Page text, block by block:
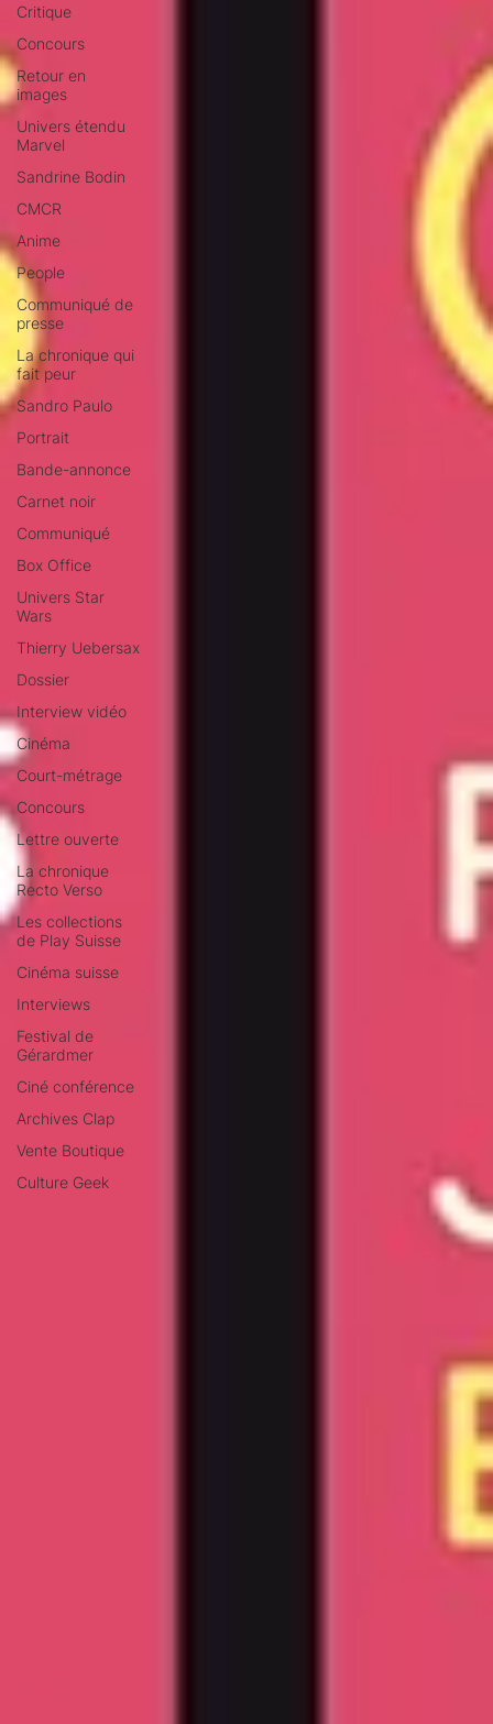
Critique
Concours
Retour en
images
Univers étendu
Marvel
Sandrine Bodin
CMCR
Anime
People
Communiqué de
presse
La chronique qui
fait peur
Sandro Paulo
Portrait
Bande-annonce
Carnet noir
Communiqué
Box Office
Univers Star
Wars
Thierry Uebersax
Dossier
Interview vidéo
Cinéma
Court-métrage
Concours
Lettre ouverte
La chronique
Recto Verso
Les collections
de Play Suisse
Cinéma suisse
Interviews
Festival de
Gérardmer
Ciné conférence
Archives Clap
Vente Boutique
Culture Geek